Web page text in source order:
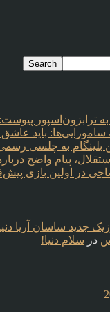
ترابزون‌اسپور
باید عاشق
بلینگام به چلسی
پیام واضح
در اولین بازی
جدید ساسان آریا
در سلام دنیا!